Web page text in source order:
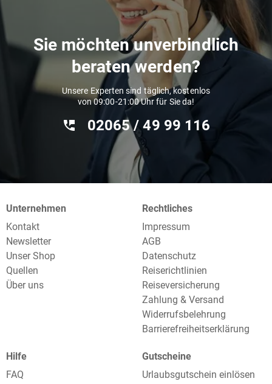
Sie möchten unverbindlich
beraten werden?
Unsere Experten sind täglich, kostenlos
von 09:00-21:00 Uhr für Sie da!
02065 / 49 ‌99 116
Unternehmen
Kontakt
Newsletter
Unser Shop
Quellen
Über uns
Rechtliches
Impressum
AGB
Datenschutz
Reiserichtlinien
Reiseversicherung
Zahlung & Versand
Widerrufsbelehrung
Barrierefreiheitserklärung
Hilfe
FAQ
Gutscheine
Urlaubsgutschein einlösen